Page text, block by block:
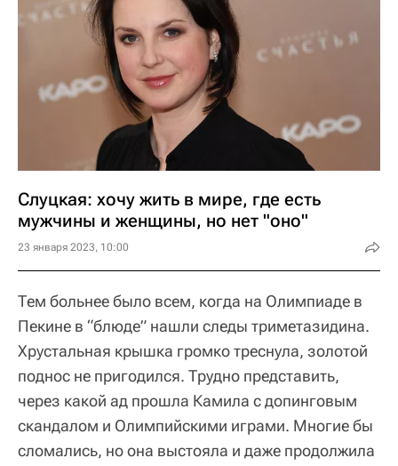
Слуцкая: хочу жить в мире, где есть
мужчины и женщины, но нет "оно"
23 января 2023, 10:00
Тем больнее было всем, когда на Олимпиаде в
Пекине в “блюде” нашли следы триметазидина.
Хрустальная крышка громко треснула, золотой
поднос не пригодился. Трудно представить,
через какой ад прошла Камила с допинговым
скандалом и Олимпийскими играми. Многие бы
сломались, но она выстояла и даже продолжила